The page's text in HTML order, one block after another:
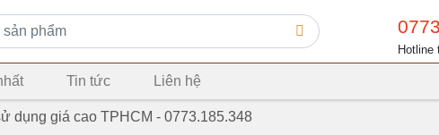
Hotline
Tin tức Liên hệ
dụng giá cao TPHCM - 0773.185.348